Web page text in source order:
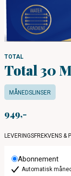
TOTAL
Total 30
MÅNEDSLINSER
949
LEVERINGSFREKVENS &
Abonnement
Automatisk